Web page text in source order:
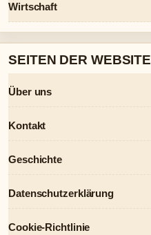
Wirtschaft
SEITEN DER WEBSITE
Über uns
Kontakt
Geschichte
Datenschutzerklärung
Cookie-Richtlinie